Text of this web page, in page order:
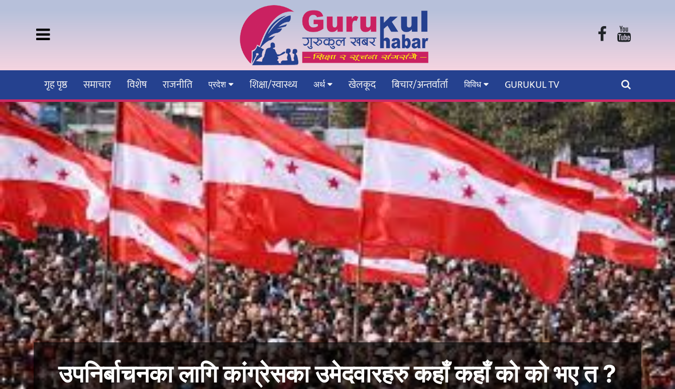
गृह पृष्ठ समाचार विशेष राजनीति प्रदेश शिक्षा/स्वास्थ्य अर्थ खेलकूद बिचार/अन्तर्वार्ता विविध GURUKUL TV
उपनिर्बाचनका लागि कांग्रेसका उमेदवारहरु कहाँ कहाँ को को भए त ?